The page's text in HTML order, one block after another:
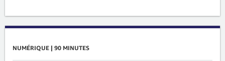
NUMÉRIQUE | 90 MINUTES